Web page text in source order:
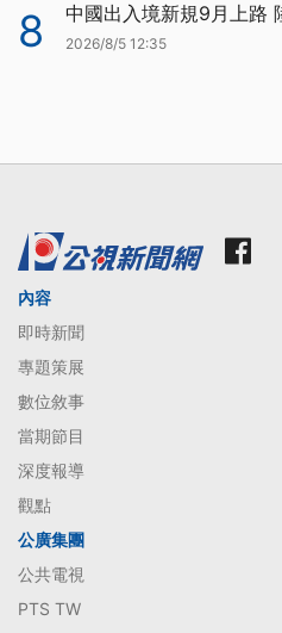
8 中國出入境新規9月上路
2026/8/5 12:35
內容
即時新聞
專題策展
數位敘事
當期節目
深度報導
觀點
公廣集團
公共電視
PTS TW